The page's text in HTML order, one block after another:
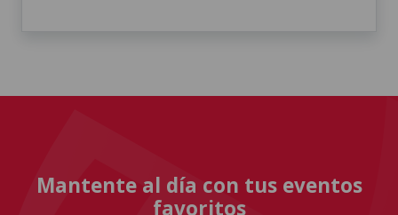
Mantente al día con tus eventos
favoritos